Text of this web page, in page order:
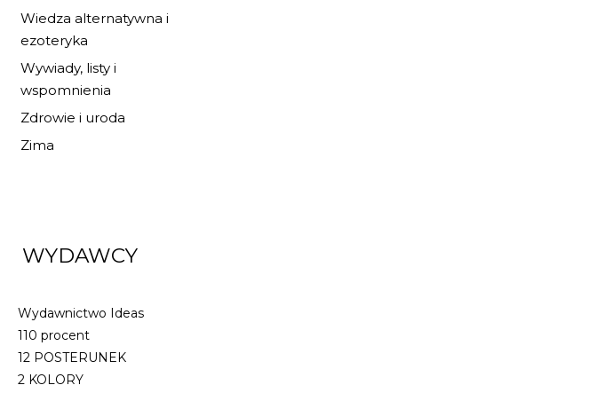
Wiedza alternatywna i
ezoteryka
Wywiady, listy i
wspomnienia
Zdrowie i uroda
Zima
WYDAWCY
Wydawnictwo Ideas
110 procent
12 POSTERUNEK
2 KOLORY